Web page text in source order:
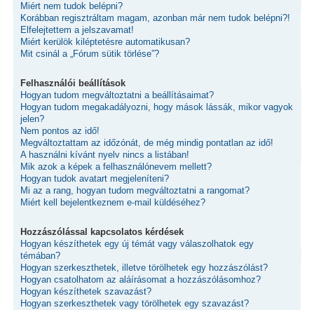
Miért nem tudok belépni?
Korábban regisztráltam magam, azonban már nem tudok belépni?!
Elfelejtettem a jelszavamat!
Miért kerülök kiléptetésre automatikusan?
Mit csinál a „Fórum sütik törlése”?
Felhasználói beállítások
Hogyan tudom megváltoztatni a beállításaimat?
Hogyan tudom megakadályozni, hogy mások lássák, mikor vagyok
jelen?
Nem pontos az idő!
Megváltoztattam az időzónát, de még mindig pontatlan az idő!
A használni kívánt nyelv nincs a listában!
Mik azok a képek a felhasználónevem mellett?
Hogyan tudok avatart megjeleníteni?
Mi az a rang, hogyan tudom megváltoztatni a rangomat?
Miért kell bejelentkeznem e-mail küldéséhez?
Hozzászólással kapcsolatos kérdések
Hogyan készíthetek egy új témát vagy válaszolhatok egy
témában?
Hogyan szerkeszthetek, illetve törölhetek egy hozzászólást?
Hogyan csatolhatom az aláírásomat a hozzászólásomhoz?
Hogyan készíthetek szavazást?
Hogyan szerkeszthetek vagy törölhetek egy szavazást?